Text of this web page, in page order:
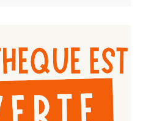
des jeux, au local de la